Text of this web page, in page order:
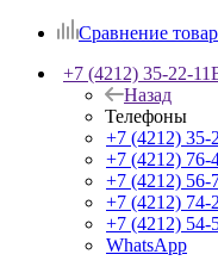
Сравнение
+7 (4212) 35-22-11
Назад
Телефоны
+7 (4212) 35-
+7 (4212) 76-
+7 (4212) 56-
+7 (4212) 74-
+7 (4212) 54-
WhatsApp